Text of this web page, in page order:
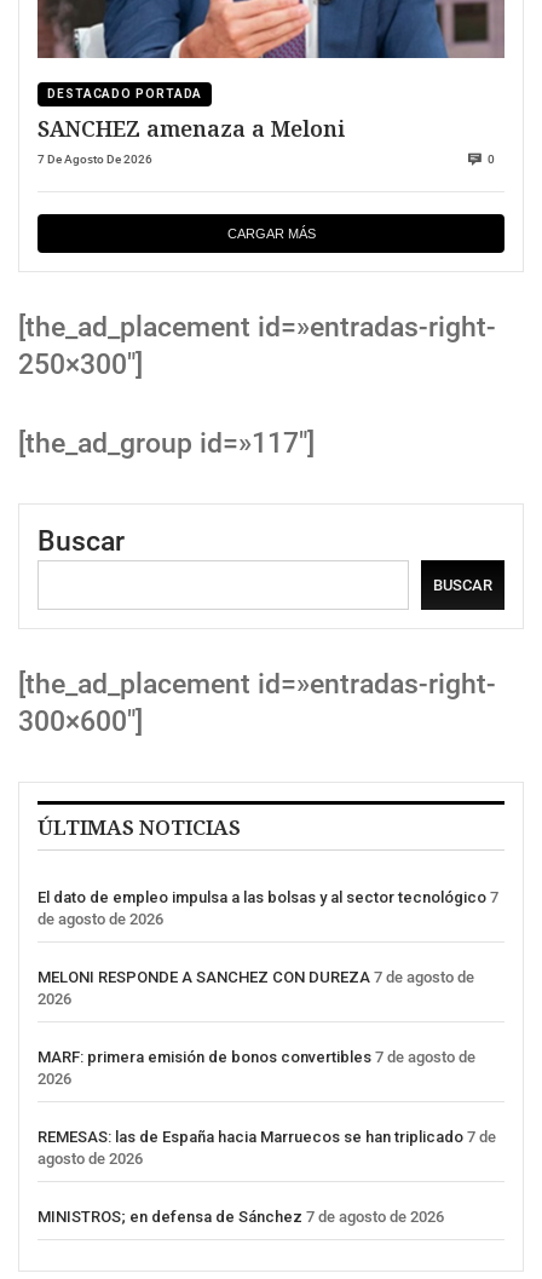
DESTACADO PORTADA
SANCHEZ amenaza a Meloni
7 De Agosto De 2026 0
CARGAR MÁS
[the_ad_placement id=»entradas-right-
250×300″]
[the_ad_group id=»117″]
Buscar
BUSCAR
[the_ad_placement id=»entradas-right-
300×600″]
ÚLTIMAS NOTICIAS
El dato de empleo impulsa a las bolsas y al sector tecnológico 7
de agosto de 2026
MELONI RESPONDE A SANCHEZ CON DUREZA 7 de agosto de
2026
MARF: primera emisión de bonos convertibles 7 de agosto de
2026
REMESAS: las de España hacia Marruecos se han triplicado 7 de
agosto de 2026
MINISTROS; en defensa de Sánchez 7 de agosto de 2026